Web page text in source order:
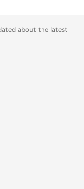
about the latest